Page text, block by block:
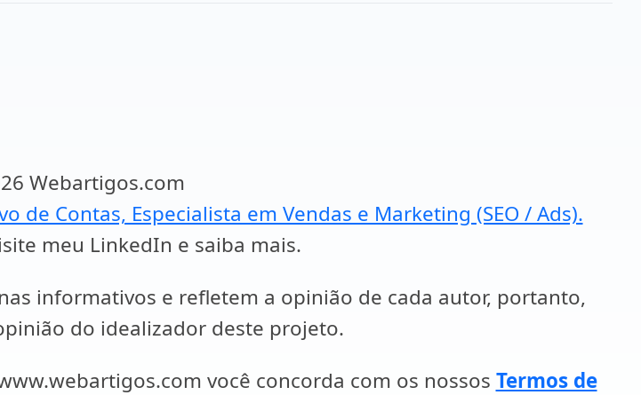
Webartigos.com
de Contas, Especialista em Vendas e Marketing (SEO / Ads).
meu LinkedIn e saiba mais.
informativos e refletem a opinião de cada autor, portanto,
do idealizador deste projeto.
você concorda com os nossos Termos de